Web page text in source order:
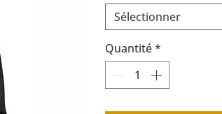
Sélectionner
Quantité*